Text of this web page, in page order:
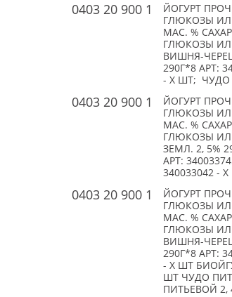
0403 20 900 1
ЙОГУРТ
ГЛЮКОЗЫ
МАС. %
ГЛЮКОЗЫ
ВИШНЯ-
290Г*8 АРТ:
- X ШТ; ЧУДО
0403 20 900 1
ЙОГУРТ
ГЛЮКОЗЫ
МАС. %
ГЛЮКОЗЫ
ЗЕМЛ. 2, 5%
АРТ:
340033042 -
0403 20 900 1
ЙОГУРТ
ГЛЮКОЗЫ
МАС. %
ГЛЮКОЗЫ
ВИШНЯ-
290Г*8 АРТ:
- X ШТ
ШТ ЧУДО
ПИТЬЕВОЙ 2,